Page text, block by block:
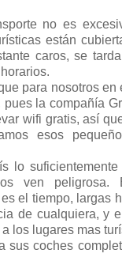
no es
están
caros, se
para nosotros en
la compañía
wifi gratis, así
esos
lo
ven peligrosa.
el tiempo, largas
de cualquiera, y
los lugares mas
sus coches